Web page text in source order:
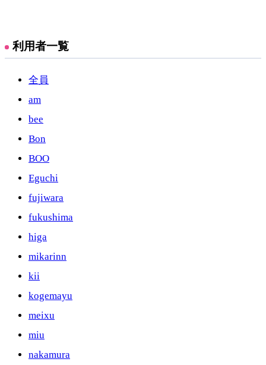
利用者一覧
全員
am
bee
Bon
BOO
Eguchi
fujiwara
fukushima
higa
mikarinn
kii
kogemayu
meixu
miu
nakamura